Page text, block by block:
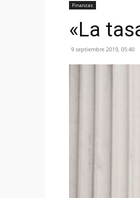
Finanzas
«La
9 septiembre 2019, 05:40